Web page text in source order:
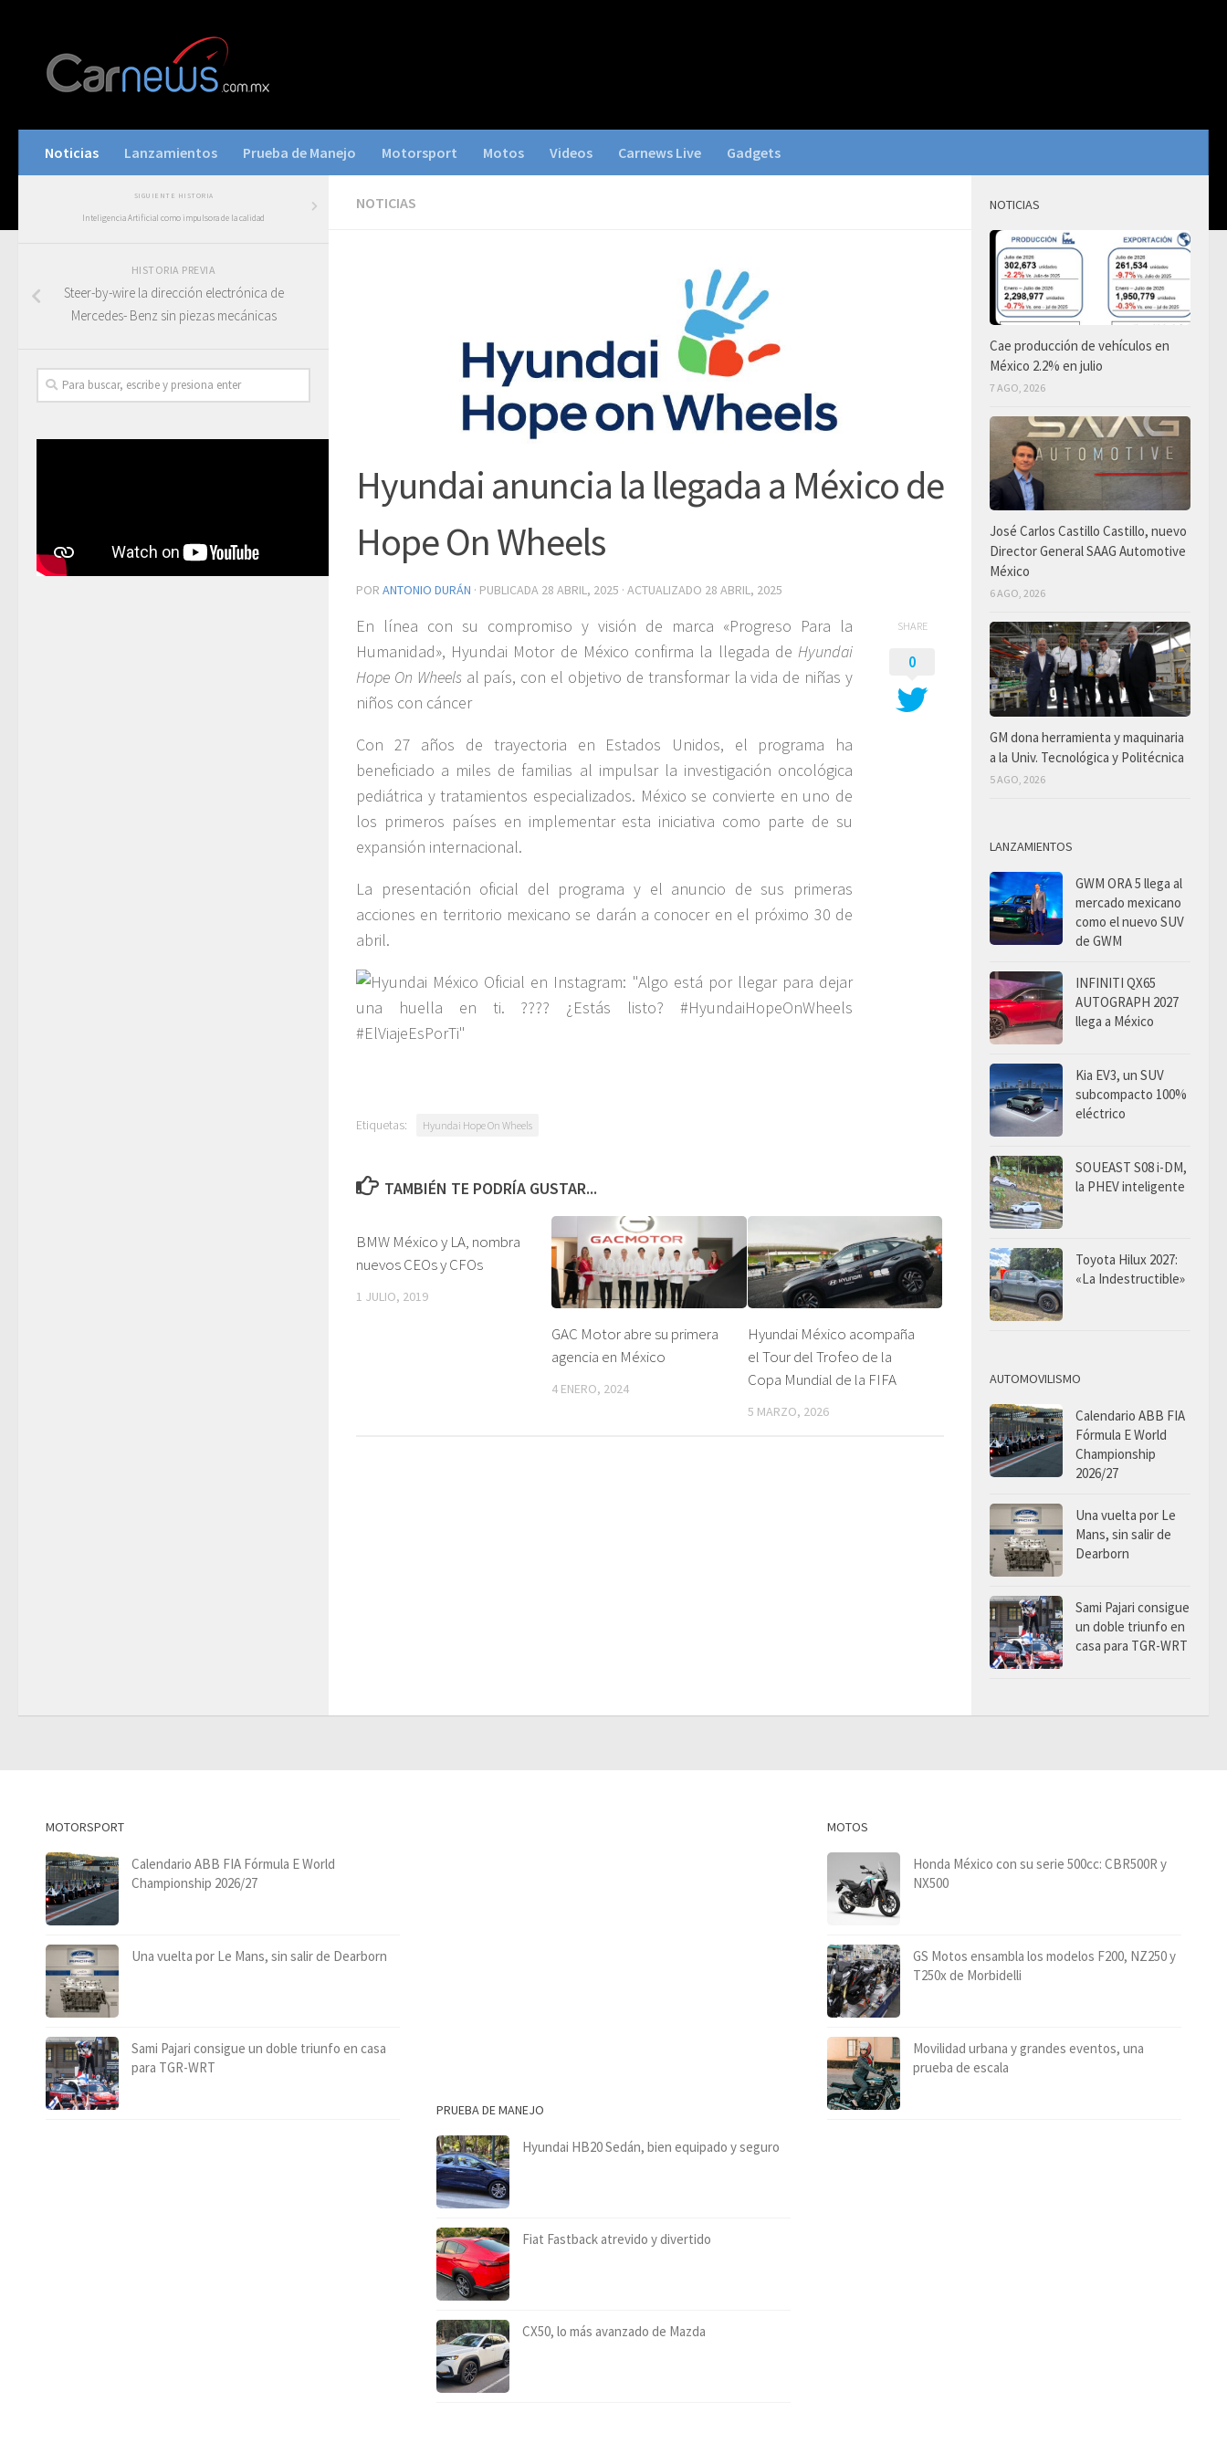
Noticias Lanzamientos Prueba de Manejo Motorsport Motos Videos Carnews Live Gadgets
NOTICIAS
Hyundai anuncia la llegada a México de
Hope On Wheels
POR ANTONIO DURÁN · PUBLICADA 28 ABRIL, 2025 · ACTUALIZADO 28 ABRIL, 2025
En línea con su compromiso y visión de marca «Progreso Para la
Humanidad», Hyundai Motor de México confirma la llegada de Hyundai
Hope On Wheelsal país, con el objetivo de transformar la vida de niñas y
niños con cáncer
Con 27 años de trayectoria en Estados Unidos, el programa ha
beneficiado a miles de familias al impulsar la investigación oncológica
pediátrica y tratamientos especializados. México se convierte en uno de
los primeros países en implementar esta iniciativa como parte de su
expansión internacional.
La presentación oficial del programa y el anuncio de sus primeras
acciones en territorio mexicano se darán a conocer en el próximo 30 de
abril.
SHARE
0
Etiquetas: Hyundai Hope On Wheels
TAMBIÉN TE PODRÍA GUSTAR...
BMW México y LA, nombra
nuevos CEOs y CFOs
1 JULIO, 2019
GAC Motor abre su primera
agencia en México
4 ENERO, 2024
Hyundai México acompaña
el Tour del Trofeo de la
Copa Mundial de la FIFA
5 MARZO, 2026
SIGUIENTE HISTORIA
Inteligencia Artificial como impulsora de la calidad
HISTORIA PREVIA
Steer-by-wire la dirección electrónica de
Mercedes- Benz sin piezas mecánicas
NOTICIAS
Cae producción de vehículos en
México 2.2% en julio
7 AGO, 2026
José Carlos Castillo Castillo, nuevo
Director General SAAG Automotive
México
6 AGO, 2026
GM dona herramienta y maquinaria
a la Univ. Tecnológica y Politécnica
5 AGO, 2026
LANZAMIENTOS
GWM ORA 5 llega al
mercado mexicano
como el nuevo SUV
de GWM
INFINITI QX65
AUTOGRAPH 2027
llega a México
Kia EV3, un SUV
subcompacto 100%
eléctrico
SOUEAST S08 i-DM,
la PHEV inteligente
Toyota Hilux 2027:
«La Indestructible»
AUTOMOVILISMO
Calendario ABB FIA
Fórmula E World
Championship
2026/27
Una vuelta por Le
Mans, sin salir de
Dearborn
Sami Pajari consigue
un doble triunfo en
casa para TGR-WRT
MOTORSPORT
Calendario ABB FIA Fórmula E World
Championship 2026/27
Una vuelta por Le Mans, sin salir de Dearborn
Sami Pajari consigue un doble triunfo en casa
para TGR-WRT
PRUEBA DE MANEJO
Hyundai HB20 Sedán, bien equipado y seguro
Fiat Fastback atrevido y divertido
CX50, lo más avanzado de Mazda
MOTOS
Honda México con su serie 500cc: CBR500R y
NX500
GS Motos ensambla los modelos F200, NZ250 y
T250x de Morbidelli
Movilidad urbana y grandes eventos, una
prueba de escala